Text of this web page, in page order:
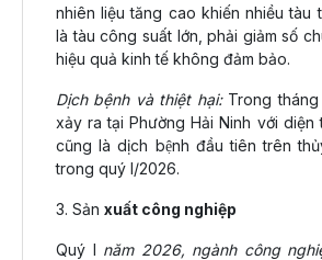
nhiên liệu tăng cao khiến nhiều tàu
là tàu công suất lớn, phải giảm số
hiệu quả kinh tế không đảm bảo.
Dịch bệnh và thiệt hại:Trong tháng
xảy ra tại Phường Hải Ninh với
cũng là dịch bệnh đầu tiên trên
trong quý I/2026.
3. Sản xuất công nghiệp
Quý I năm 2026, ngành công